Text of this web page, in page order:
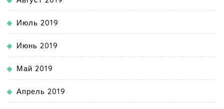
Июль 2019
Июнь 2019
Май 2019
Апрель 2019